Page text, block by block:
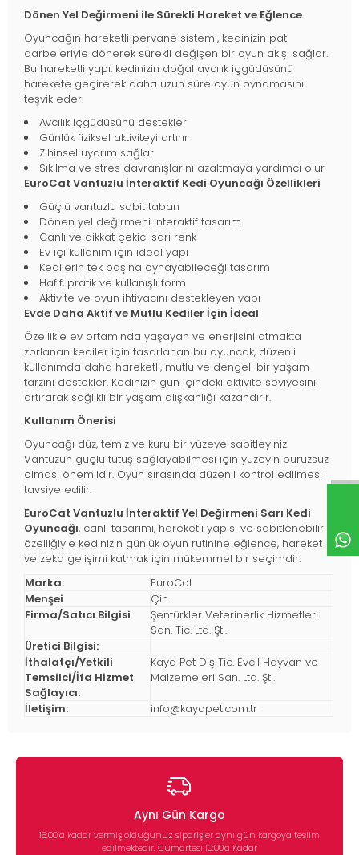
Dönen Yel Değirmeni ile Sürekli Hareket ve Eğlence
Oyuncağın hareketli pervane sistemi, kedinizin pati
darbeleriyle dönerek sürekli değişen bir oyun akışı sağlar.
Bu hareketli yapı, kedinizin doğal avcılık içgüdüsünü
harekete geçirerek daha uzun süre oyun oynamasını
teşvik eder.
Avcılık içgüdüsünü destekler
Günlük fiziksel aktiviteyi artırır
Zihinsel uyarım sağlar
Sıkılma ve stres davranışlarını azaltmaya yardımcı olur
EuroCat Vantuzlu İnteraktif Kedi Oyuncağı Özellikleri
Güçlü vantuzlu sabit taban
Dönen yel değirmeni interaktif tasarım
Canlı ve dikkat çekici sarı renk
Ev içi kullanım için ideal yapı
Kedilerin tek başına oynayabileceği tasarım
Hafif, pratik ve kullanışlı form
Aktivite ve oyun ihtiyacını destekleyen yapı
Evde Daha Aktif ve Mutlu Kediler İçin İdeal
Özellikle ev ortamında yaşayan ve enerjisini atmakta
zorlanan kediler için tasarlanan bu oyuncak, düzenli
kullanımda daha hareketli, mutlu ve dengeli bir yaşam
tarzını destekler. Kedinizin gün içindeki aktivite seviyesini
artırarak sağlıklı bir yaşam alışkanlığı kazandırır.
Kullanım Önerisi
Oyuncağı düz, temiz ve kuru bir yüzeye sabitleyiniz.
Vantuzun güçlü tutuş sağlayabilmesi için yüzeyin pürüzsüz
olması önemlidir. Oyun sırasında düzenli kontrol edilmesi
tavsiye edilir.
EuroCat Vantuzlu İnteraktif Yel Değirmeni Sarı Kedi
Oyuncağı, canlı tasarımı, hareketli yapısı ve sabitlenebilir
özelliğiyle kedinizin günlük oyun rutinine eğlence, hareket
ve zeka gelişimi katmak için mükemmel bir seçimdir.
Marka:
EuroCat
Menşei
Çin
Firma/Satıcı Bilgisi
Şentürkler Veterinerlik Hizmetleri
San. Tic. Ltd. Şti.
Üretici Bilgisi:
İthalatçı/Yetkili
Temsilci/İfa Hizmet
Sağlayıcı:
Kaya Pet Dış Tic. Evcil Hayvan ve
Malzemeleri San. Ltd. Şti.
İletişim: info@kayapet.com.tr
Aynı Gün Kargo
16:00’a kadar vermiş olduğunuz siparişler aynı gün kargoya teslim
edilmektedir. Cumartesi 10:00'a Kadar